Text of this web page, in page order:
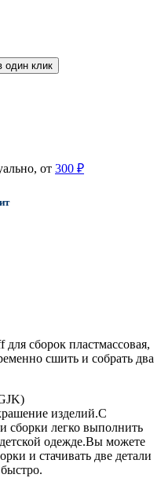
один клик
от 300 ₽
сборок пластмассовая,
сшить и собрать два
изделий.С
сборки легко выполнить
одежде.Вы можете
и стачивать две детали